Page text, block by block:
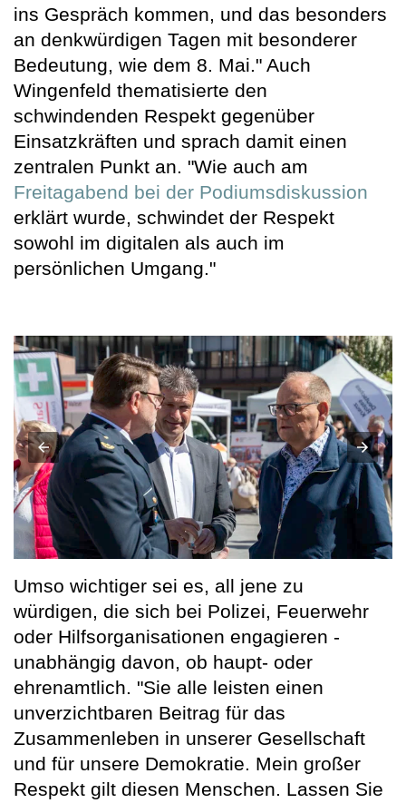
ins Gespräch kommen, und das besonders
an denkwürdigen Tagen mit besonderer
Bedeutung, wie dem 8. Mai." Auch
Wingenfeld thematisierte den
schwindenden Respekt gegenüber
Einsatzkräften und sprach damit einen
zentralen Punkt an. "Wie auch am
Freitagabend bei der Podiumsdiskussion
erklärt wurde, schwindet der Respekt
sowohl im digitalen als auch im
persönlichen Umgang."
Umso wichtiger sei es, all jene zu
würdigen, die sich bei Polizei, Feuerwehr
oder Hilfsorganisationen engagieren -
unabhängig davon, ob haupt- oder
ehrenamtlich. "Sie alle leisten einen
unverzichtbaren Beitrag für das
Zusammenleben in unserer Gesellschaft
und für unsere Demokratie. Mein großer
Respekt gilt diesen Menschen. Lassen Sie